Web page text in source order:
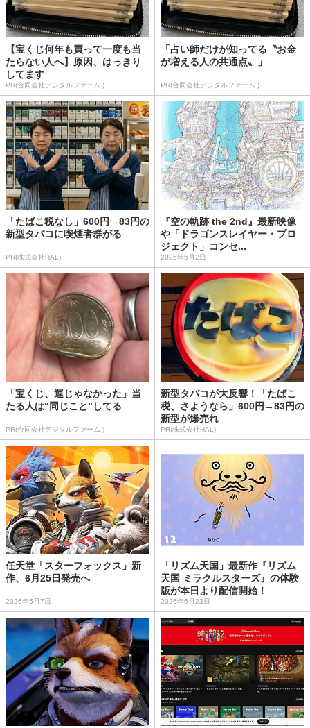
【宝くじ何年も買って一度も当
たらない人へ】原因、はっきり
してます
PR(合同会社デジタルファーム )
「占い師だけが知ってる〝お金
が増える人の共通点〟」
PR(合同会社デジタルファーム )
「たばこ税なし」600円→83円の
新型タバコに喫煙者群がる
PR(株式会社HAL)
『空の軌跡 the 2nd』最新映像
や「ドラゴンスレイヤー・プロ
ジェクト」コンセ...
2026年5月2日
「宝くじ、運じゃなかった」当
たる人は“同じこと”してる
PR(合同会社デジタルファーム )
新型タバコが大反響！「たばこ
税、さようなら」600円→83円の
新型が爆売れ
PR(株式会社HAL)
任天堂「スターフォックス」新
作、6月25日発売へ
2026年5月7日
「リズム天国」最新作『リズム
天国 ミラクルスターズ』の体験
版が本日より配信開始！
2026年6月23日